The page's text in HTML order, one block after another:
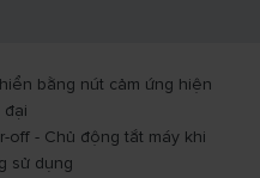
bằng nút cảm ứng hiện
đại
off - Chủ động tắt máy khi
sử dụng